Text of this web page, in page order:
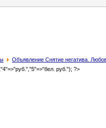
Объявление Снятие негатива.
руб."); ?>